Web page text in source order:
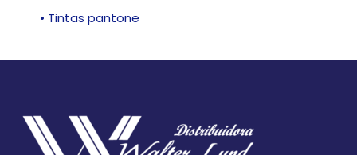
• Tintas pantone